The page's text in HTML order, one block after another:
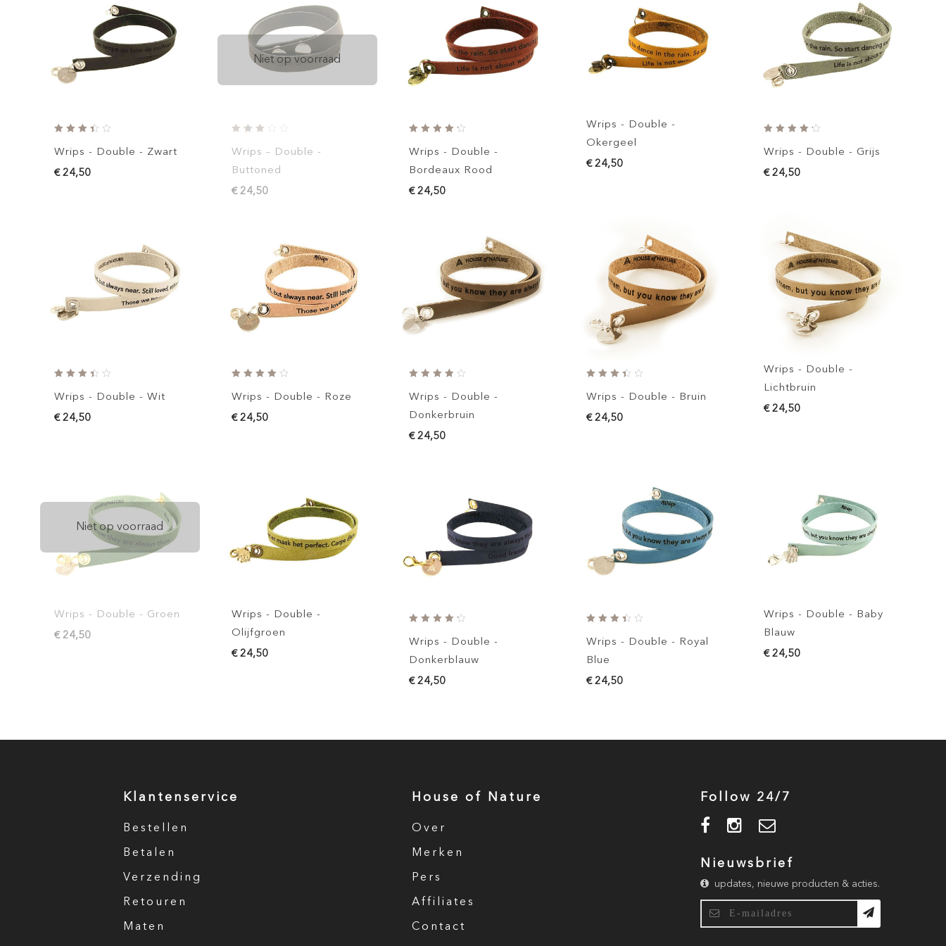
Wrips - Double - Zwart
€ 24,50
Wrips – Double -
Buttoned
€ 24,50
Niet op voorraad
Wrips - Double -
Bordeaux Rood
€ 24,50
Wrips - Double -
Okergeel
€ 24,50
Wrips - Double - Grijs
€ 24,50
Wrips - Double - Wit
€ 24,50
Wrips - Double - Roze
€ 24,50
Wrips - Double -
Donkerbruin
€ 24,50
Wrips - Double - Bruin
€ 24,50
Wrips - Double -
Lichtbruin
€ 24,50
Wrips - Double - Groen
€ 24,50
Niet op voorraad
Wrips - Double -
Olijfgroen
€ 24,50
Wrips - Double -
Donkerblauw
€ 24,50
Wrips - Double - Royal
Blue
€ 24,50
Wrips - Double - Baby
Blauw
€ 24,50
Klantenservice
Bestellen
Betalen
Verzending
Retouren
Maten
House of Nature
Over
Merken
Pers
Affiliates
Contact
Follow 24/7
Nieuwsbrief
updates, nieuwe producten & acties.